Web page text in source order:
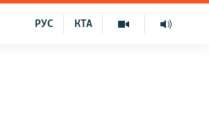
КТА
РУС